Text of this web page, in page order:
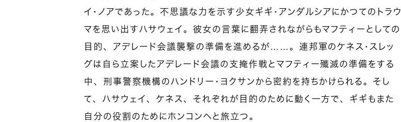
イ・ノアであった。不思議な力を示す少女ギギ・アンダルシアにかつてのトラウ
マを思い出すハサウェイ。彼女の言葉に翻弄されながらもマフティーとしての
目的、アデレード会議襲撃の準備を進めるが……。連邦軍のケネス・スレッ
グは自ら立案したアデレード会議の支掩作戦とマフティー殲滅の準備をする
中、刑事警察機構のハンドリー・ヨクサンから密約を持ちかけられる。そし
て、ハサウェイ、ケネス、それぞれが目的のために動く一方で、ギギもまた
自分の役割のためにホンコンへと旅立つ。